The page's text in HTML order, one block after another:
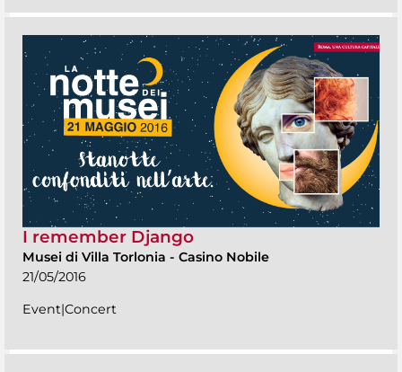
I remember Django
Musei di Villa Torlonia - Casino Nobile
21/05/2016
Event|Concert